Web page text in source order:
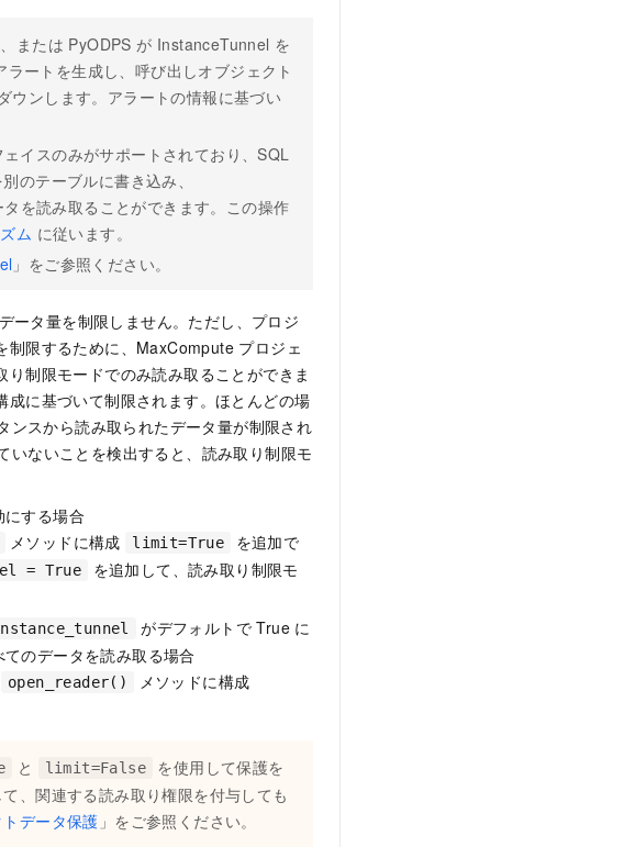
または PyODPS が InstanceTunnel を
ートを生成し、呼び出しオブジェクト
ウンします。アラートの情報に基づい
イスのみがサポートされており、SQL
のテーブルに書き込み、
を読み取ることができます。この操作
ム に従います。
」をご参照ください。
ータ量を制限しません。ただし、プロジ
制限するために、MaxCompute プロジェ
制限モードでのみ読み取ることができま
に基づいて制限されます。ほとんどの場
スから読み取られたデータ量が制限され
いないことを検出すると、読み取り制限モ
する場合
メソッドに構成 limit=True
を追加で
= True
を追加して、読み取り制限モ
がデフォルトで True に
のデータを読み取る場合
open_reader() メソッドに構成
と limit=False
を使用して保護を
、関連する読み取り権限を付与しても
データ保護 」をご参照ください。